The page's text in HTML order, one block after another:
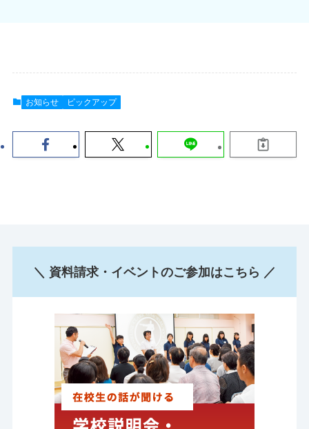
お知らせ ピックアップ
＼ 資料請求・イベントのご参加はこちら ／